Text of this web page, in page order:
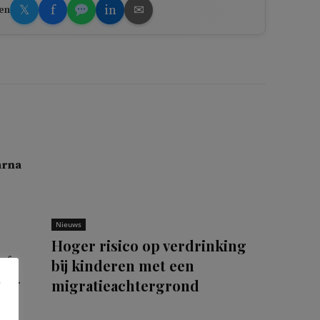
𝕏 f in ✉
Nieuws
Hoger risico op verdrinking
bij kinderen met een
migratieachtergrond